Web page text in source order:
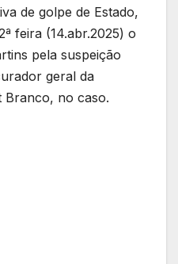
de golpe de Estado,
feira (14.abr.2025) o
pela suspeição
geral da
Branco, no caso.